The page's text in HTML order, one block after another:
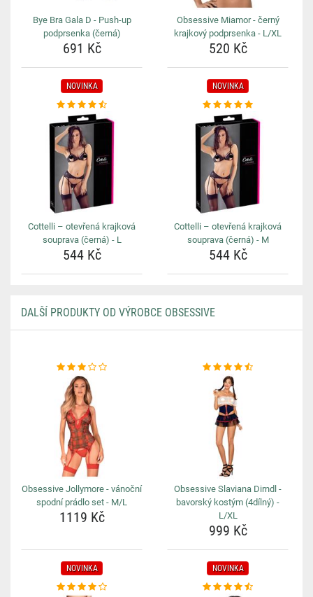
Bye Bra Gala D - Push-up
podprsenka (černá)
691 Kč
Obsessive Miamor - černý
krajkový podprsenka - L/XL
520 Kč
NOVINKA
Cottelli – otevřená krajková
souprava (černá) - L
544 Kč
NOVINKA
Cottelli – otevřená krajková
souprava (černá) - M
544 Kč
DALŠÍ PRODUKTY OD VÝROBCE OBSESSIVE
Obsessive Jollymore - vánoční
spodní prádlo set - M/L
1119 Kč
Obsessive Slaviana Dirndl -
bavorský kostým (4dílný) -
L/XL
999 Kč
NOVINKA NOVINKA